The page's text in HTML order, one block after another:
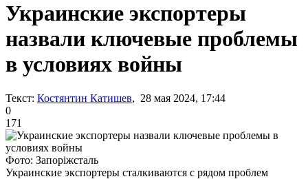
Украинские экспортеры
назвали ключевые проблемы
в условиях войны
Текст: Костянтин Катишев, 28 мая 2024, 17:44
0
171
Фото: Запоріжсталь
Украинские экспортеры сталкиваются с рядом проблем